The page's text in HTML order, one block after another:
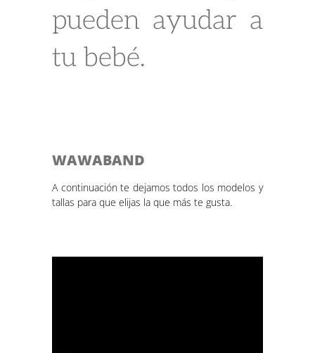
pueden ayudar a
tu bebé.
WAWABAND
A continuación te dejamos todos los modelos y
tallas para que elijas la que más te gusta.